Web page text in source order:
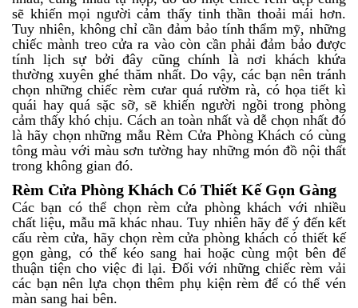
sẽ khiến mọi người cảm thấy tinh thần thoải mái hơn.
Tuy nhiên, không chỉ cần đảm bảo tính thẩm mỹ, những
chiếc mành treo cửa ra vào còn cần phải đảm bảo được
tính lịch sự bởi đây cũng chính là nơi khách khứa
thường xuyên ghé thăm nhất. Do vậy, các bạn nên tránh
chọn những chiếc rèm cưar quá rườm rà, có họa tiết kì
quái hay quá sặc sỡ, sẽ khiến người ngồi trong phòng
cảm thấy khó chịu. Cách an toàn nhất và dễ chọn nhất đó
là hãy chọn những mẫu Rèm Cửa Phòng Khách có cùng
tông màu với màu sơn tường hay những món đồ nội thất
trong không gian đó.
Rèm Cửa Phòng Khách Có Thiết Kế Gọn Gàng
Các bạn có thể chọn rèm cửa phòng khách với nhiều
chất liệu, mẫu mã khác nhau. Tuy nhiên hãy để ý đến kết
cấu rèm cửa, hãy chọn rèm cửa phòng khách có thiết kế
gọn gàng, có thể kéo sang hai hoặc cùng một bên để
thuận tiện cho việc đi lại. Đối với những chiếc rèm vải
các bạn nên lựa chọn thêm phụ kiện rèm để có thể vén
màn sang hai bên.